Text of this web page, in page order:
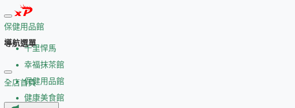
保健用品館
千里悍馬
幸福抹茶館
保健用品館
健康美食館
導航選單
全店首頁